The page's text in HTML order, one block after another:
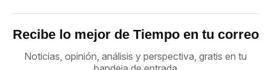
Recibe lo mejor de Tiempo en tu correo
Noticias, opinión, análisis y perspectiva, gratis en tu